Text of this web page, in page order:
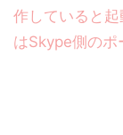
作していると
はSkype側のポ